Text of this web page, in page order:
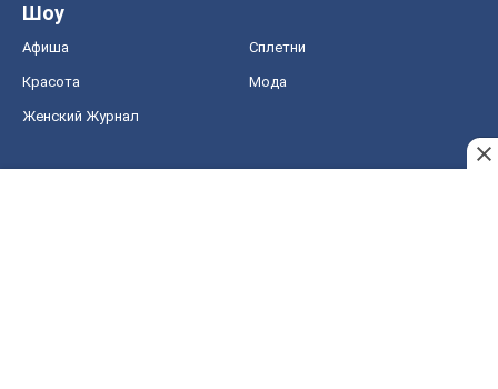
Шоу
Афиша Сплетни
Красота Мода
Женский Журнал